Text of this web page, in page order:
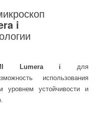
i
Lumera iдля
использования
уровнем устойчивости и